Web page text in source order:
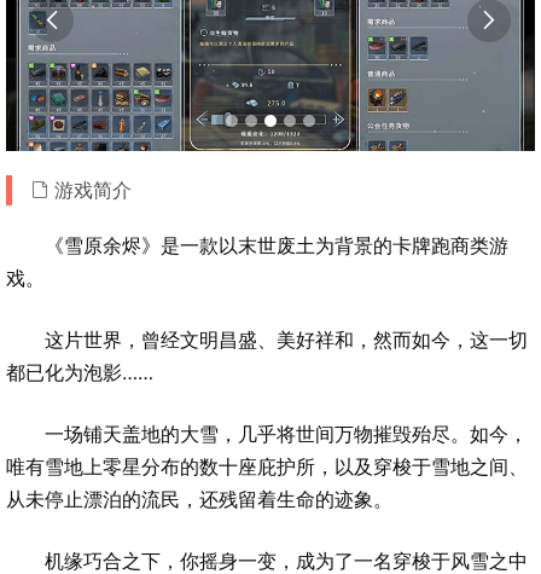
 
游戏简介
《雪原余烬》是一款以末世废土为背景的卡牌跑商类游
戏。
这片世界，曾经文明昌盛、美好祥和，然而如今，这一切
都已化为泡影……
一场铺天盖地的大雪，几乎将世间万物摧毁殆尽。如今，
唯有雪地上零星分布的数十座庇护所，以及穿梭于雪地之间、
从未停止漂泊的流民，还残留着生命的迹象。
机缘巧合之下，你摇身一变，成为了一名穿梭于风雪之中